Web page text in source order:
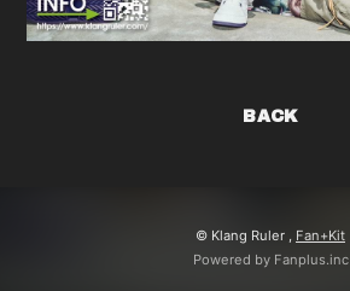
BACK
© Klang Ruler , Fan+Kit
Powered by Fanplus.inc